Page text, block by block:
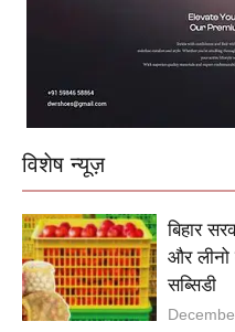
विशेष न्यूज़
बिहार
और
सब्सिडी